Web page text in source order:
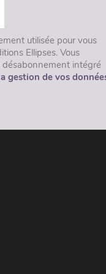
utilisée pour vous
Ellipses. Vous
intégré
gestion de vos